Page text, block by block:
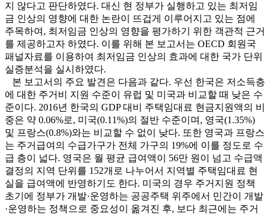
지 않다고 판단하였다. 대신 현 정부가 실행하고 있는 최저임
금 인상의 영향에 대한 논란이 뜨겁게 이루어지고 있는 점에
주목하여, 최저임금 인상의 영향을 평가하기 위한 객관적 근거
를 제공하고자 하였다. 이를 위해 본 보고서는 OECD 회원국
패널자료를 이용하여 최저임금 인상의 효과에 대한 국가 단위
실증분석을 실시하였다.
본 보고서의 주요 발견은 다음과 같다. 우선 한국은 저소득층
에 대한 주거비 지원 수준이 유럽 및 미국과 비교할 때 낮은 수
준이다. 2016년 한국의 GDP 대비 주택임대료 현금지원액의 비
중은 약 0.06%로, 미국(0.11%)의 절반 수준이며, 영국(1.35%)
및 프랑스(0.8%)와는 비교할 수 없이 낮다. 또한 영국과 프랑스
는 주거급여의 수급가구가 전체 가구의 19%에 이를 정도로 수
급 층이 넓다. 영국은 월 평균 급여액이 56만 원이 넘고 수급액
결정의 지역 단위를 152개로 나누어서 지역별 주택임대료 현
실을 급여액에 반영하기도 한다. 미국의 경우 주거지원 정책
초기에 정부가 개발·운영하는 공공주택 위주에서 민간이 개발
·운영하는 정책으로 중요성이 옮겨진 후, 보다 최근에는 주거